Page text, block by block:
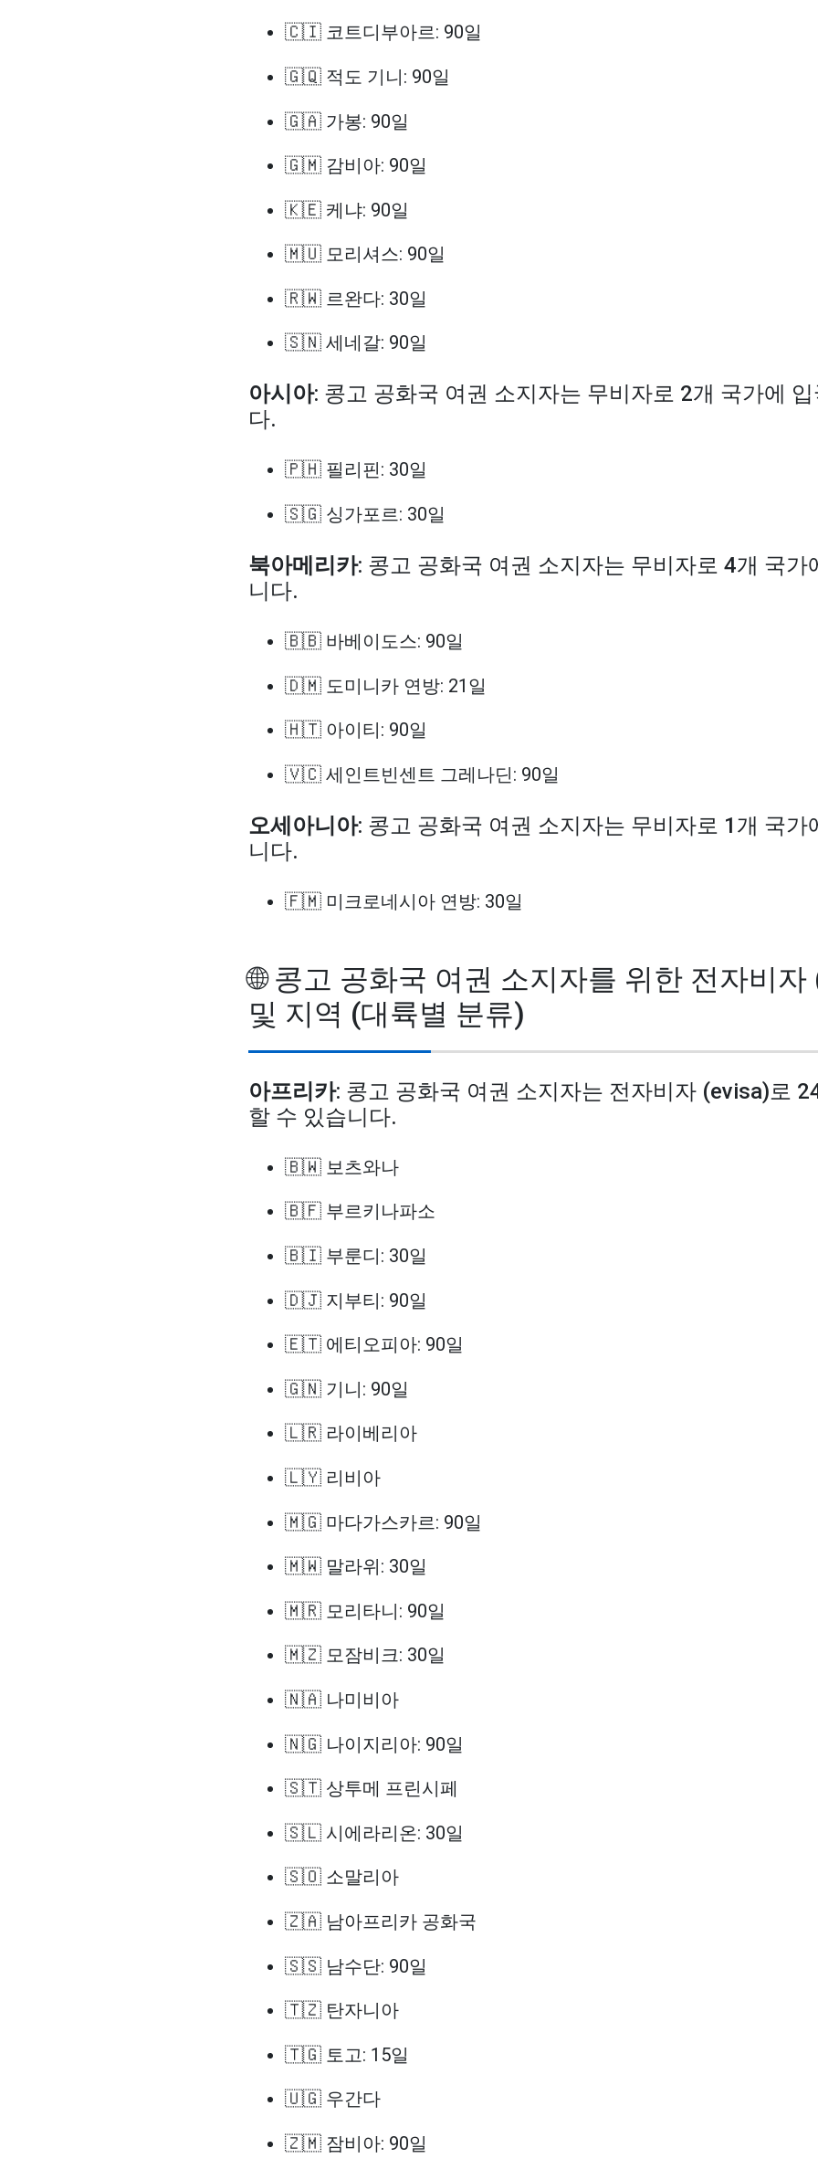
🇨🇮 코트디부아르: 90일
🇬🇶 적도 기니: 90일
🇬🇦 가봉: 90일
🇬🇲 감비아: 90일
🇰🇪 케냐: 90일
🇲🇺 모리셔스: 90일
🇷🇼 르완다: 30일
🇸🇳 세네갈: 90일
아시아: 콩고 공화국 여권 소지자는 무비자로 2개 국가에 입
다.
🇵🇭 필리핀: 30일
🇸🇬 싱가포르: 30일
북아메리카: 콩고 공화국 여권 소지자는 무비자로 4개 국가
니다.
🇧🇧 바베이도스: 90일
🇩🇲 도미니카 연방: 21일
🇭🇹 아이티: 90일
🇻🇨 세인트빈센트 그레나딘: 90일
오세아니아: 콩고 공화국 여권 소지자는 무비자로 1개 국가
니다.
🇫🇲 미크로네시아 연방: 30일
🌐 콩고 공화국 여권 소지자를 위한 전자비
및 지역 (대륙별 분류)
아프리카: 콩고 공화국 여권 소지자는 전자비자 (evisa)로
할 수 있습니다.
🇧🇼 보츠와나
🇧🇫 부르키나파소
🇧🇮 부룬디: 30일
🇩🇯 지부티: 90일
🇪🇹 에티오피아: 90일
🇬🇳 기니: 90일
🇱🇷 라이베리아
🇱🇾 리비아
🇲🇬 마다가스카르: 90일
🇲🇼 말라위: 30일
🇲🇷 모리타니: 90일
🇲🇿 모잠비크: 30일
🇳🇦 나미비아
🇳🇬 나이지리아: 90일
🇸🇹 상투메 프린시페
🇸🇱 시에라리온: 30일
🇸🇴 소말리아
🇿🇦 남아프리카 공화국
🇸🇸 남수단: 90일
🇹🇿 탄자니아
🇹🇬 토고: 15일
🇺🇬 우간다
🇿🇲 잠비아: 90일